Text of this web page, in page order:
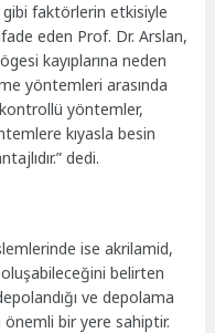
gibi faktörlerin etkisiyle
ifade eden Prof. Dr. Arslan,
kayıplarına neden
yöntemleri arasında
yöntemler,
kıyasla besin
dedi.
ise akrilamid,
belirten
ve depolama
bir yere sahiptir.